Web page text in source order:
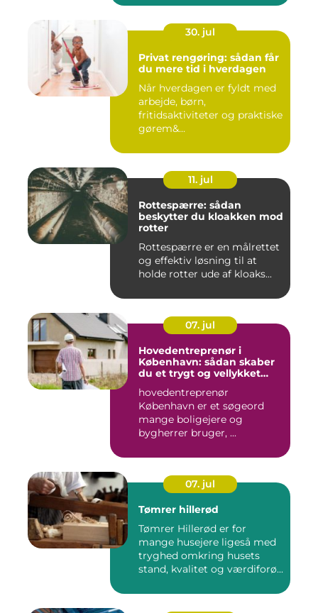
30. jul
Privat rengøring: sådan får
du mere tid i hverdagen
Når hverdagen er fyldt med
arbejde, børn,
fritidsaktiviteter og praktiske
gørem&...
11. jul
Rottespærre: sådan
beskytter du kloakken mod
rotter
Rottespærre er en målrettet
og effektiv løsning til at
holde rotter ude af kloaks...
07. jul
Hovedentreprenør i
København: sådan skaber
du et trygt og vellykket
hovedentreprenør
København er et søgeord
mange boligejere og
bygherrer bruger, ...
07. jul
Tømrer hillerød
Tømrer Hillerød er for
mange husejere ligeså med
tryghed omkring husets
stand, kvalitet og værdiforø...